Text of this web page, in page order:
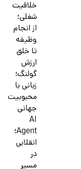
خلاقیت
شغلی؛
از انجام
وظیفه
تا خلق
ارزش
گولنگ؛
زبانی با
محبوبیت
جهانی
AI
Agent؛
انقلابی
در
مسیر